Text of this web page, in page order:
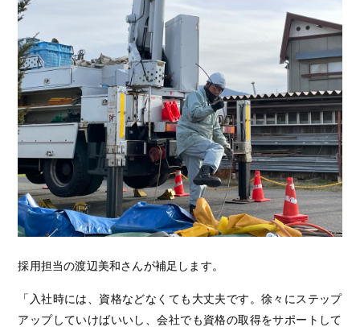
採用担当の渡辺美和さんが補足します。
「入社時には、資格などなくても大丈夫です。徐々にステップ
アップしていけばいいし、会社でも資格の取得をサポートして